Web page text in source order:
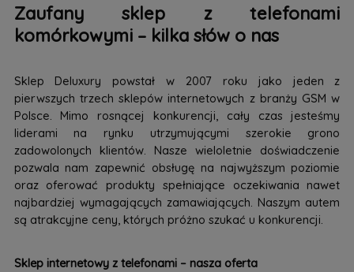
Zaufany sklep z telefonami
komórkowymi – kilka słów o nas
Sklep Deluxury powstał w 2007 roku jako jeden z
pierwszych trzech sklepów internetowych z branży GSM w
Polsce. Mimo rosnącej konkurencji, cały czas jesteśmy
liderami na rynku utrzymującymi szerokie grono
zadowolonych klientów. Nasze wieloletnie doświadczenie
pozwala nam zapewnić obsługę na najwyższym poziomie
oraz oferować produkty spełniające oczekiwania nawet
najbardziej wymagających zamawiających. Naszym autem
są atrakcyjne ceny, których próżno szukać u konkurencji.
Sklep internetowy z telefonami – nasza oferta